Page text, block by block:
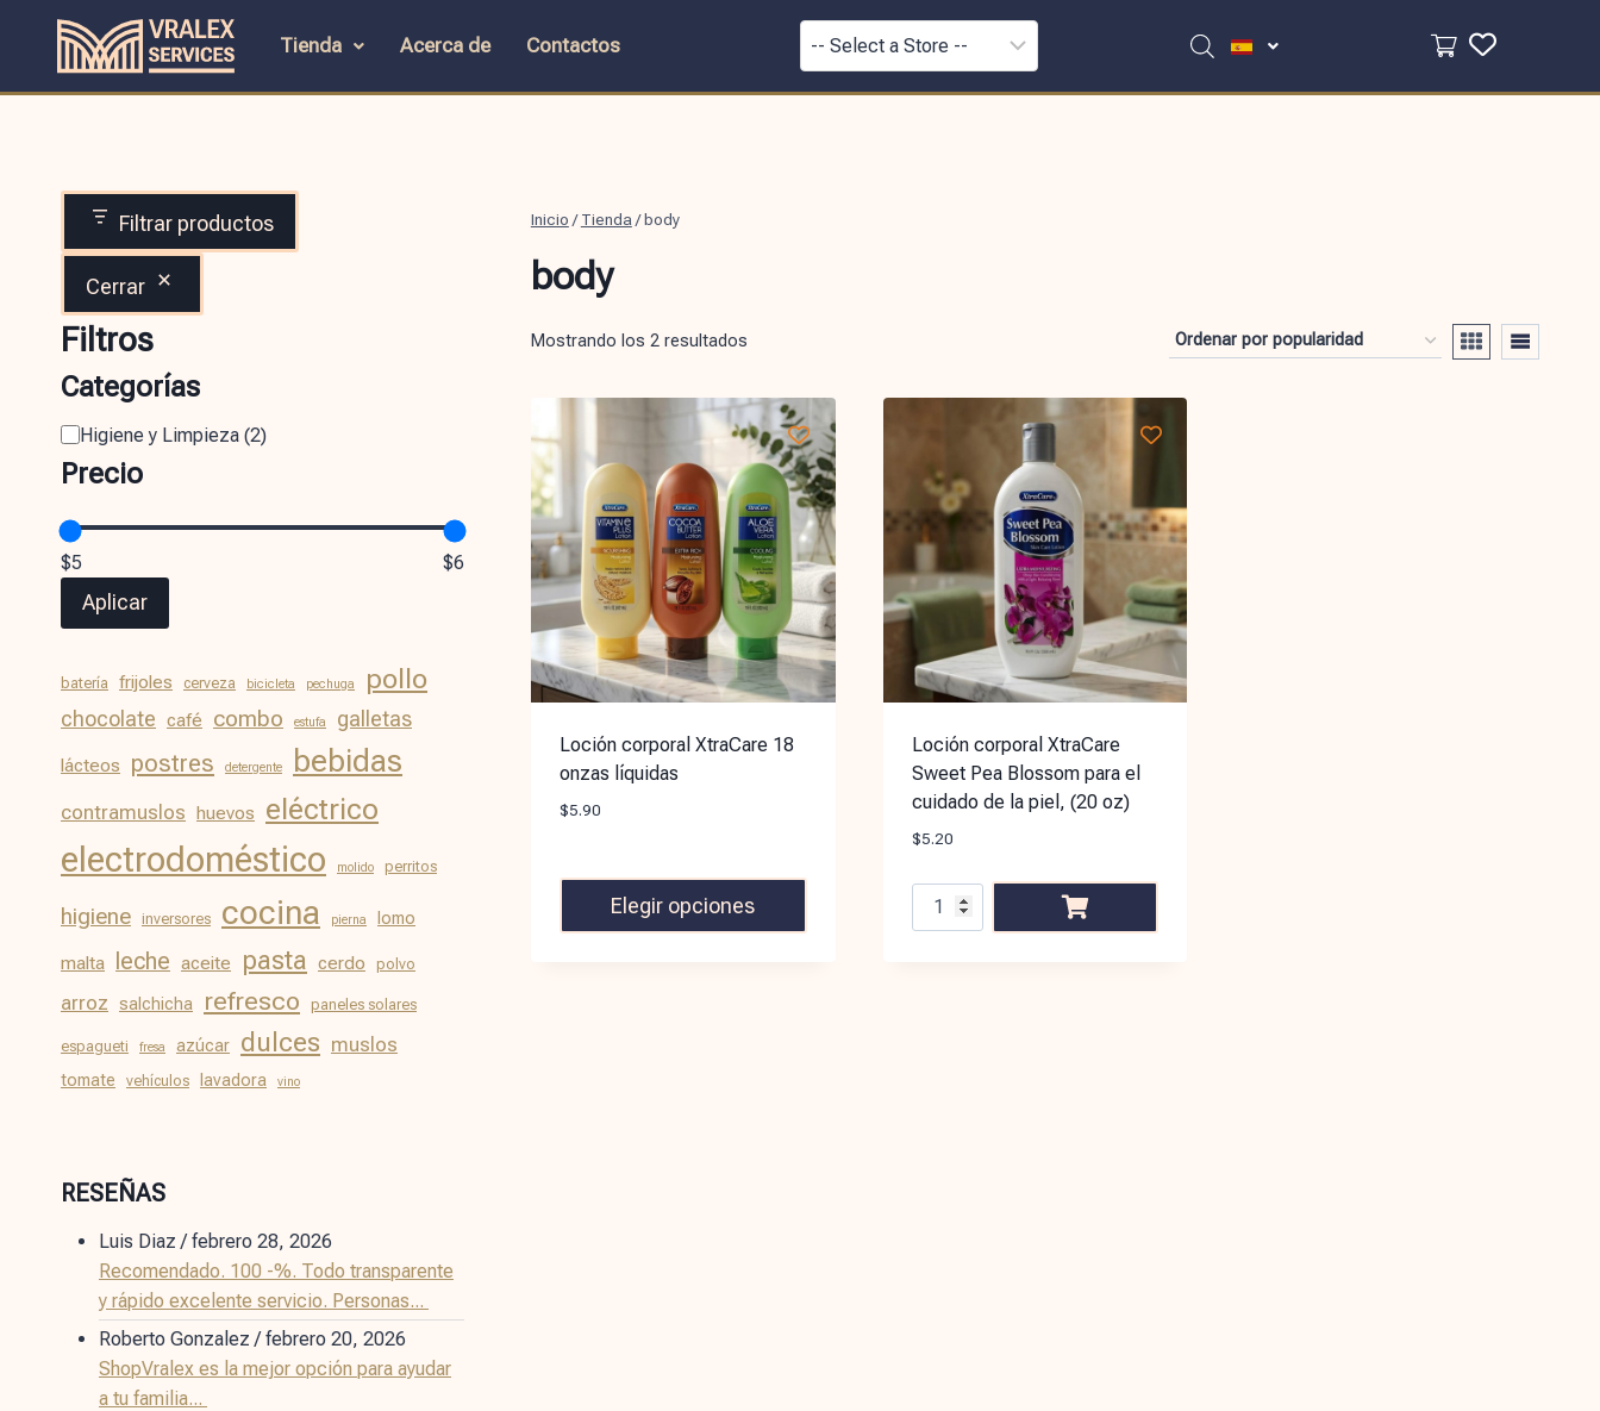
Tienda Acerca de Contactos
Inicio / Tienda /body
body
Mostrando los 2 resultados
Loción corporal XtraCare 18
onzas líquidas
$5.90
Elegir opciones
Loción corporal XtraCare
Sweet Pea Blossom para el
cuidado de la piel, (20 oz)
$5.20
Filtrar productos
Cerrar
Filtros
Categorías
Higiene y Limpieza (2)
Precio
$5 $6
Aplicar
batería frijoles cerveza bicicleta pechuga pollo
chocolate café combo estufa galletas
lácteos postres detergente bebidas
contramuslos huevos eléctrico
electrodoméstico molido perritos
higiene inversores cocina pierna lomo
malta leche aceite pasta cerdo polvo
arroz salchicha refresco paneles solares
espagueti fresa azúcar dulces muslos
tomate vehículos lavadora vino
RESEÑAS
Luis Diaz /febrero 28, 2026
Recomendado. 100 -%. Todo transparente
y rápido excelente servicio. Personas...
Roberto Gonzalez /febrero 20, 2026
ShopVralex es la mejor opción para ayudar
a tu familia...